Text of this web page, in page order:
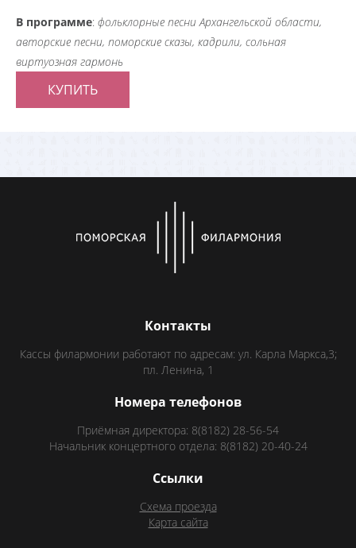
В программе: фольклорные песни Архангельской области,
авторские песни, поморские сказы, кадрили, сольная
виртуозная гармонь
КУПИТЬ
Контакты
Кассы филармонии работают по адресам: ул. Карла Маркса,3;
пл. Ленина, 1
Номера телефонов
Приёмная директора: 8(8182) 28-56-54
Начальник концертного отдела: 8(8182) 20-40-24
Ссылки
Схема проезда
Карта сайта